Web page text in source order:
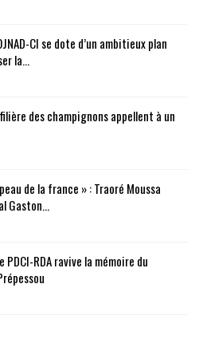
CI se dote d’un ambitieux plan
la…
des champignons appellent à un
de la france » : Traoré Moussa
Gaston…
RDA ravive la mémoire du